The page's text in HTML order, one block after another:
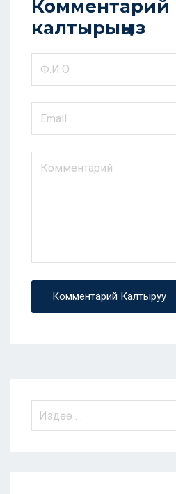
Комментарий
калтырыңыз
Комментарий Калтыруу